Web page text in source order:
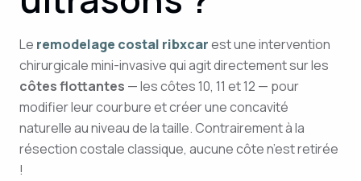
Le remodelage costal ribxcarest une intervention
chirurgicale mini-invasive qui agit directement sur les
côtes flottantes — les côtes 10, 11 et 12 — pour
modifier leur courbure et créer une concavité
naturelle au niveau de la taille. Contrairement à la
résection costale classique, aucune côte n’est retirée
!